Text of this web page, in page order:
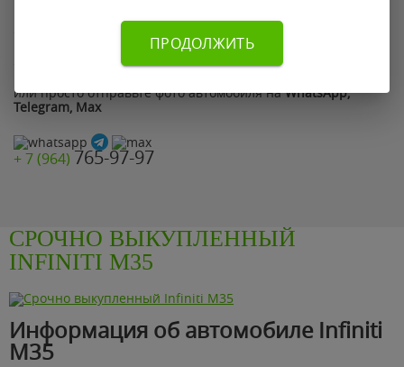
765-97-97
899-87-78
или просто отправьте фото автомобиля наWhatsApp,
Telegram, Max
+ 7 (964) 765-97-97
СРОЧНО ВЫКУПЛЕННЫЙ
INFINITI M35
Информация об автомобиле Infiniti
M35
ПРОДОЛЖИТЬ